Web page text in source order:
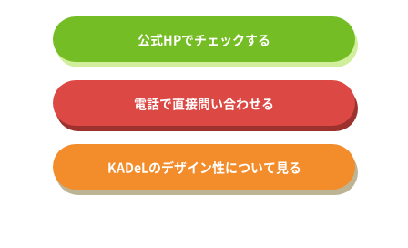
公式HPでチェックする
電話で直接問い合わせる
KADeLのデザイン性について見る